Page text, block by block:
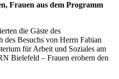
Frauen aus dem Programm
die Gäste des
des Besuchs von Herrn Fabian
für Arbeit und Soziales am
Bielefeld – Frauen erobern den